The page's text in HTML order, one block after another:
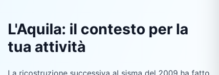
L'Aquila: il contesto per la
tua attività
La ricostruzione successiva al sisma del 2009 ha fatto